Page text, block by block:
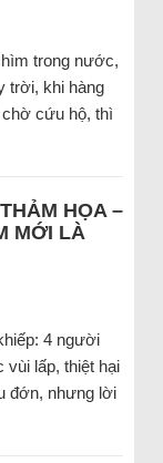
trong nước,
trời, khi hàng
cứu hộ, thì
HỌA –
MỚI LÀ
4 người
vùi lấp, thiệt hại
đớn, nhưng lời